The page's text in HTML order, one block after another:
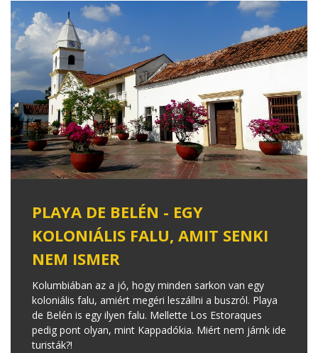
PLAYA DE BELÉN - EGY
KOLONIÁLIS FALU, AMIT SENKI
NEM ISMER
Kolumbiában az a jó, hogy minden sarkon van egy
koloniális falu, amiért megéri leszállni a buszról. Playa
de Belén is egy ilyen falu. Mellette Los Estoraques
pedig pont olyan, mint Kappadókia. Miért nem járnk ide
turisták?!